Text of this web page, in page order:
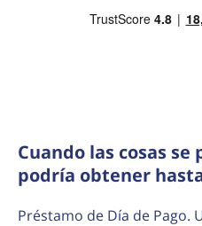
Cuando las cosas
podría obtener
Préstamo de Día de Pago.